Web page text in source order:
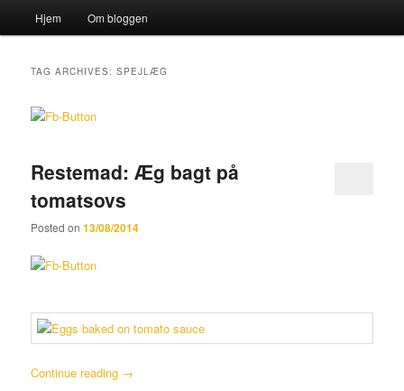
Katten og Sækken
Skip to primary content
Skip to secondary content
Hjem Om bloggen
TAG ARCHIVES:SPEJLÆG
Restemad: Æg bagt på
tomatsovs
Posted on13/08/2014
Continue reading →